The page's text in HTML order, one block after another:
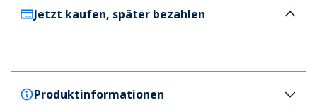
Jetzt kaufen, später bezahlen
Produktinformationen